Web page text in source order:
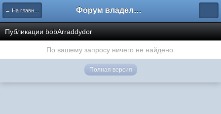
← На главную Форум владельцев интернет-магазинов
Публикации bobArraddydor
По вашему запросу ничего не найдено.
Полная версия